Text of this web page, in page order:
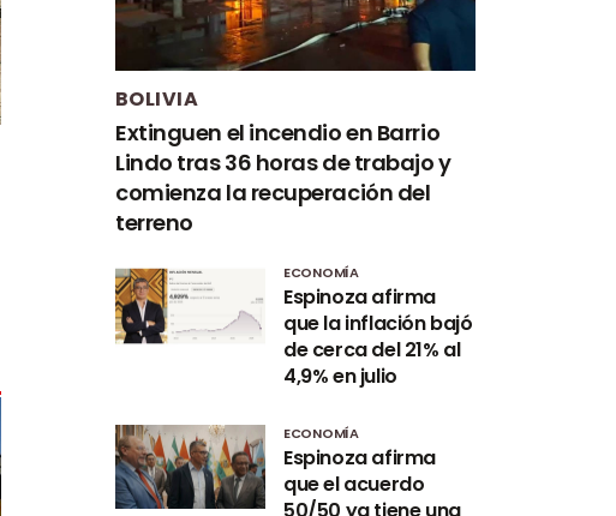
BOLIVIA
Extinguen el incendio en Barrio
Lindo tras 36 horas de trabajo y
comienza la recuperación del
terreno
ECONOMÍA
Espinoza afirma
que la inflación bajó
de cerca del 21% al
4,9% en julio
ECONOMÍA
Espinoza afirma
que el acuerdo
50/50 ya tiene una